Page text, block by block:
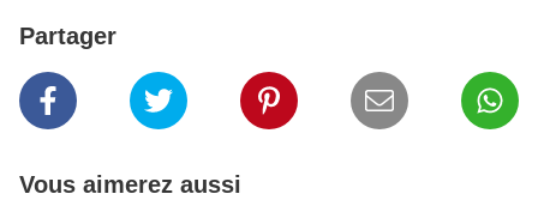
Partager
Vous aimerez aussi